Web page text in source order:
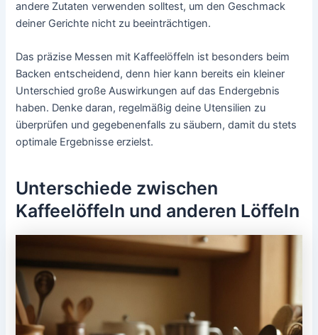
andere Zutaten verwenden solltest, um den Geschmack
deiner Gerichte nicht zu beeinträchtigen.
Das präzise Messen mit Kaffeelöffeln ist besonders beim
Backen entscheidend, denn hier kann bereits ein kleiner
Unterschied große Auswirkungen auf das Endergebnis
haben. Denke daran, regelmäßig deine Utensilien zu
überprüfen und gegebenenfalls zu säubern, damit du stets
optimale Ergebnisse erzielst.
Unterschiede zwischen
Kaffeelöffeln und anderen Löffeln